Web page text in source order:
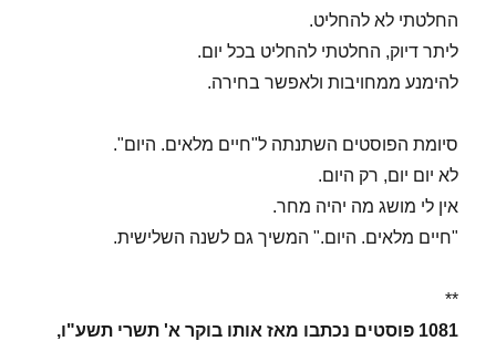
החלטתי לא להחליט.
ליתר דיוק, החלטתי להחליט בכל יום.
להימנע ממחויבות ולאפשר בחירה.
סיומת הפוסטים השתנתה ל"חיים מלאים. היום".
לא יום יום, רק היום.
אין לי מושג מה יהיה מחר.
"חיים מלאים. היום." המשיך גם לשנה השלישית.
**
1081 פוסטים נכתבו מאז אותו בוקר א' תשרי תשע"ו,